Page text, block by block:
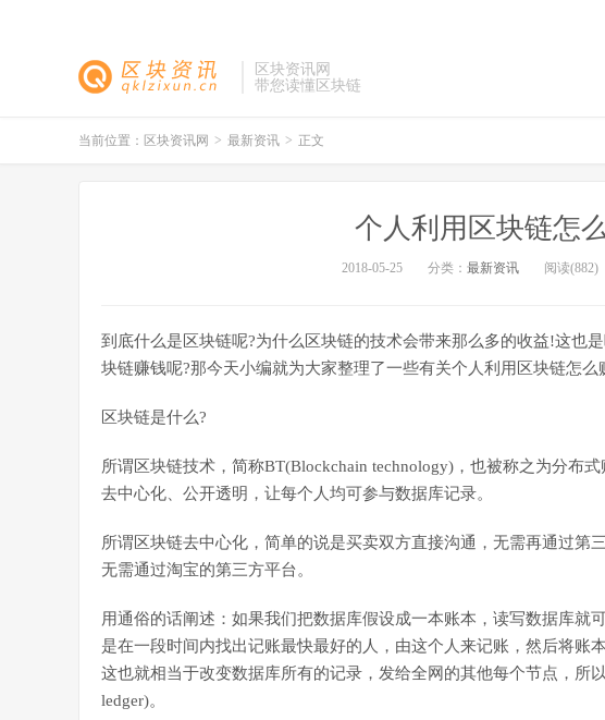
区块资讯网
带您读懂区块链
当前位置： 区块资讯网 > 最新资讯 > 正文
个人利用区块链怎
2018-05-25 分类： 最新资讯 阅读(882)
到底什么是区块链呢?为什么区块链的技术会带来那么多的收益!这也
块链赚钱呢?那今天小编就为大家整理了一些有关个人利用区块链怎
区块链是什么?
所谓区块链技术，简称BT(Blockchain technology)，也被称之为分布
去中心化、公开透明，让每个人均可参与数据库记录。
所谓区块链去中心化，简单的说是买卖双方直接沟通，无需再通过第
无需通过淘宝的第三方平台。
用通俗的话阐述：如果我们把数据库假设成一本账本，读写数据库就
是在一段时间内找出记账最快最好的人，由这个人来记账，然后将账
这也就相当于改变数据库所有的记录，发给全网的其他每个节点，所
ledger)。